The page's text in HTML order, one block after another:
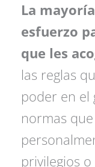
La
esfuerzo
que les
las reglas
poder en el
normas
privilegios